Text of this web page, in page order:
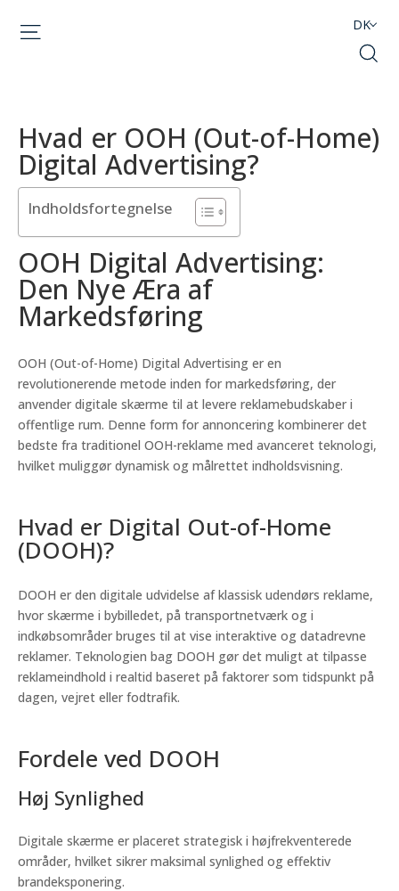
DK
Hvad er OOH (Out-of-Home)
Digital Advertising?
Indholdsfortegnelse
OOH Digital Advertising:
Den Nye Æra af
Markedsføring
OOH (Out-of-Home) Digital Advertising er en
revolutionerende metode inden for markedsføring, der
anvender digitale skærme til at levere reklamebudskaber i
offentlige rum. Denne form for annoncering kombinerer det
bedste fra traditionel OOH-reklame med avanceret teknologi,
hvilket muliggør dynamisk og målrettet indholdsvisning.
Hvad er Digital Out-of-Home
(DOOH)?
DOOH er den digitale udvidelse af klassisk udendørs reklame,
hvor skærme i bybilledet, på transportnetværk og i
indkøbsområder bruges til at vise interaktive og datadrevne
reklamer. Teknologien bag DOOH gør det muligt at tilpasse
reklameindhold i realtid baseret på faktorer som tidspunkt på
dagen, vejret eller fodtrafik.
Fordele ved DOOH
Høj Synlighed
Digitale skærme er placeret strategisk i højfrekventerede
områder, hvilket sikrer maksimal synlighed og effektiv
brandeksponering.